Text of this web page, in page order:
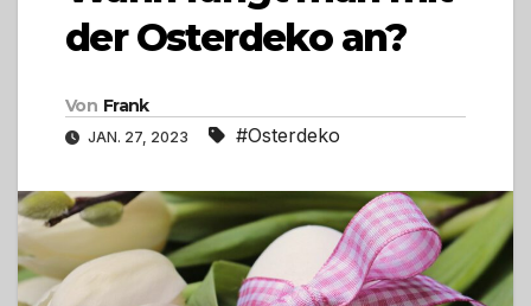
der Osterdeko an?
Von Frank
JAN. 27, 2023 #Osterdeko